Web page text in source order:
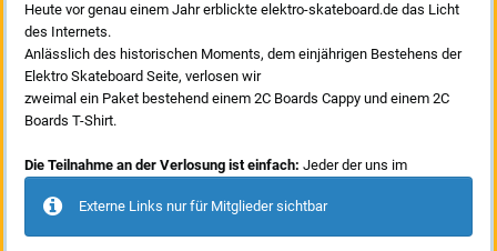
Heute vor genau einem Jahr erblickte elektro-skateboard.de das Licht
des Internets.
Anlässlich des historischen Moments, dem einjährigen Bestehens der
Elektro Skateboard Seite, verlosen wir
zweimal ein Paket bestehend einem 2C Boards Cappy und einem 2C
Boards T-Shirt.
Die Teilnahme an der Verlosung ist einfach: Jeder der uns im
Externe Links nur für Mitglieder sichtbar